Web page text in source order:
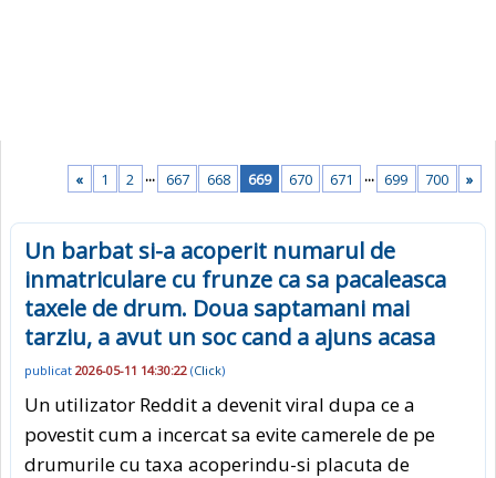
« 1 2 ... 667 668 669 670 671 ... 699 700 »
Un barbat si-a acoperit numarul de
inmatriculare cu frunze ca sa pacaleasca
taxele de drum. Doua saptamani mai
tarziu, a avut un soc cand a ajuns acasa
publicat 2026-05-11 14:30:22 (Click)
Un utilizator Reddit a devenit viral dupa ce a
povestit cum a incercat sa evite camerele de pe
drumurile cu taxa acoperindu-si placuta de